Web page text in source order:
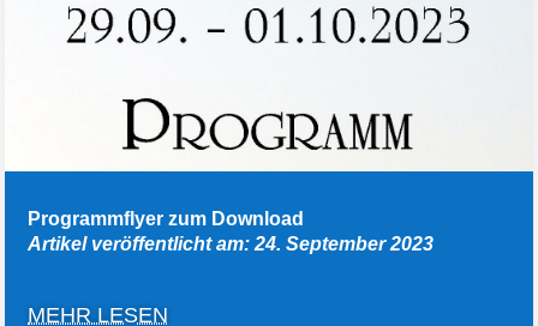
Programmflyer zum Download
Artikel veröffentlicht am: 24. September 2023
MEHR LESEN